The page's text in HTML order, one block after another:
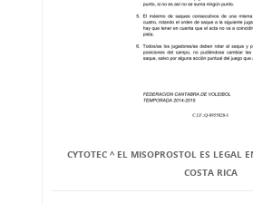
CYTOTEC ^ EL MISOPROSTOL ES LEGAL
COSTA RICA